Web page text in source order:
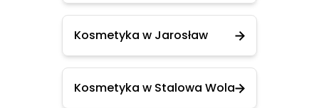
Kosmetyka w Jarosław
Kosmetyka w Stalowa Wola